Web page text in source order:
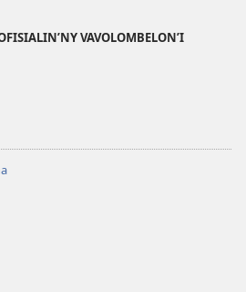
VAVOLOMBELON’I